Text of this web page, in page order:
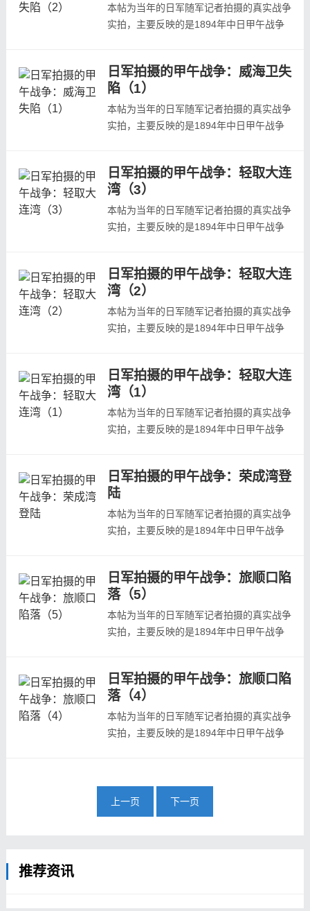
发行的战争画报。本集为第三集，欢迎预
览。鹿角嘴炮台，日军炮击刘公岛鹿角嘴
本帖为当年的日军随军记者拍摄的真实战争
实拍，主要反映的是1894年中日甲午战争
量部写真班《日清战争写真帖》、龟井兹明
《明治二十七八年战役写真帖》等日本当年
发行的战争画报。本集为第二集，欢迎预
览。黄土崖炮台黄土崖炮台全景祭祀炮台
日军拍摄的甲午战争：威海卫失
陷（1）
本帖为当年的日军随军记者拍摄的真实战争
实拍，主要反映的是1894年中日甲午战争
量部写真班《日清战争写真帖》、龟井兹明
《明治二十七八年战役写真帖》等日本当年
发行的战争画报。1月25日，设于荣成的山
东作战军司令部发出向威海卫进军的命
日军拍摄的甲午战争：轻取大连
湾（3）
本帖为当年的日军随军记者拍摄的真实战争
实拍，主要反映的是1894年中日甲午战争
清战争写真帖》、龟井兹明《明治二十七八
年战役写真帖》等日本当年发行的战争画
报。 本文为第三组照片展示，欢迎预览：
和尚岛中炮台和尚岛中炮台内部和尚岛中炮
日军拍摄的甲午战争：轻取大连
湾（2）
本帖为当年的日军随军记者拍摄的真实战争
实拍，主要反映的是1894年中日甲午战争
清战争写真帖》、龟井兹明《明治二十七八
年战役写真帖》等日本当年发行的战争画
报。 本文为第二组照片展示，欢迎预览：
大连湾天后宫门楼内部大连湾天后宫内塑像
日军拍摄的甲午战争：轻取大连
湾（1）
本帖为当年的日军随军记者拍摄的真实战争
实拍，主要反映的是1894年中日甲午战争
清战争写真帖》、龟井兹明《明治二十七八
年战役写真帖》等日本当年发行的战争画
报。大连湾山形左右拱抱，东南面临海湾，
三山岛屏障于前，湾之中央有两半岛突伸
日军拍摄的甲午战争：荣成湾登
陆
本帖为当年的日军随军记者拍摄的真实战争
实拍，主要反映的是1894年中日甲午战争
班《日清战争写真帖》、龟井兹明《明治二
十七八年战役写真帖》等日本当年发行的战
争画报。
日军拍摄的甲午战争：旅顺口陷
落（5）
本帖为当年的日军随军记者拍摄的真实战争
实拍，主要反映的是1894年中日甲午战争
清战争写真帖》、龟井兹明《明治二十七八
年战役写真帖》等日本当年发行的战争画
报。本组为第五组照片，预览如下：双台沟
南方，出发前的第一师团松树山炮台火药
日军拍摄的甲午战争：旅顺口陷
落（4）
本帖为当年的日军随军记者拍摄的真实战争
实拍，主要反映的是1894年中日甲午战争
年战役写真帖》等日本当年发行的战争画
报。本组为第四组照片，预览如下：米河子
上一页 下一页
推荐资讯